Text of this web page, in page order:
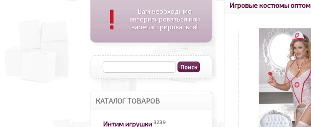
!
Вам необходимо
авторизироваться или
зарегистрироваться!
КАТАЛОГ ТОВАРОВ
Интим игрушки 3239
Игровые костюмы оптом